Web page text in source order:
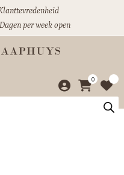
per week open
0